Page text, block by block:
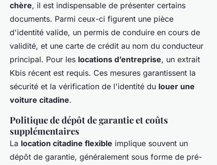
chère, il est indispensable de présenter certains
documents. Parmi ceux-ci figurent une pièce
d'identité valide, un permis de conduire en cours de
validité, et une carte de crédit au nom du conducteur
principal. Pour les locations d’entreprise, un extrait
Kbis récent est requis. Ces mesures garantissent la
sécurité et la vérification de l'identité du louer une
voiture citadine.
Politique de dépôt de garantie et coûts
supplémentaires
La location citadine flexible implique souvent un
dépôt de garantie, généralement sous forme de pré-